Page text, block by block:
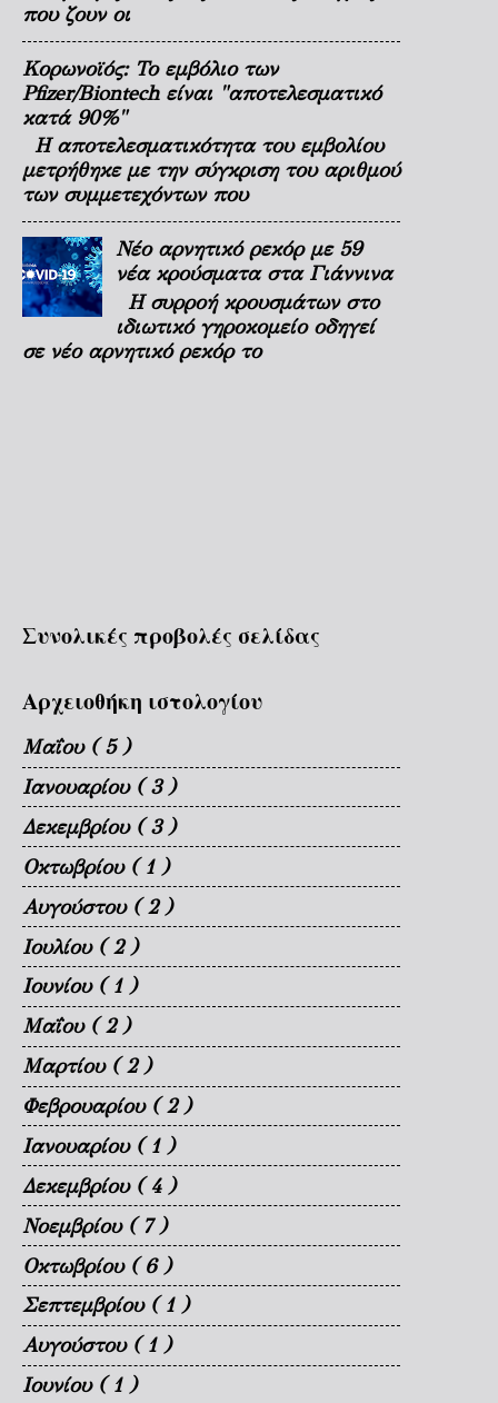
που ζουν οι
Κορωνοϊός: Το εμβόλιο των
Pfizer/Biontech είναι "αποτελεσματικό
κατά 90%"
Η αποτελεσματικότητα του εμβολίου
μετρήθηκε με την σύγκριση του αριθμού
των συμμετεχόντων που
Νέο αρνητικό ρεκόρ με 59
νέα κρούσματα στα Γιάννινα
Η συρροή κρουσμάτων στο
ιδιωτικό γηροκομείο οδηγεί
σε νέο αρνητικό ρεκόρ το
Συνολικές προβολές σελίδας
Αρχειοθήκη ιστολογίου
Μαΐου ( 5 )
Ιανουαρίου ( 3 )
Δεκεμβρίου ( 3 )
Οκτωβρίου ( 1 )
Αυγούστου ( 2 )
Ιουλίου ( 2 )
Ιουνίου ( 1 )
Μαΐου ( 2 )
Μαρτίου ( 2 )
Φεβρουαρίου ( 2 )
Ιανουαρίου ( 1 )
Δεκεμβρίου ( 4 )
Νοεμβρίου ( 7 )
Οκτωβρίου ( 6 )
Σεπτεμβρίου ( 1 )
Αυγούστου ( 1 )
Ιουνίου ( 1 )